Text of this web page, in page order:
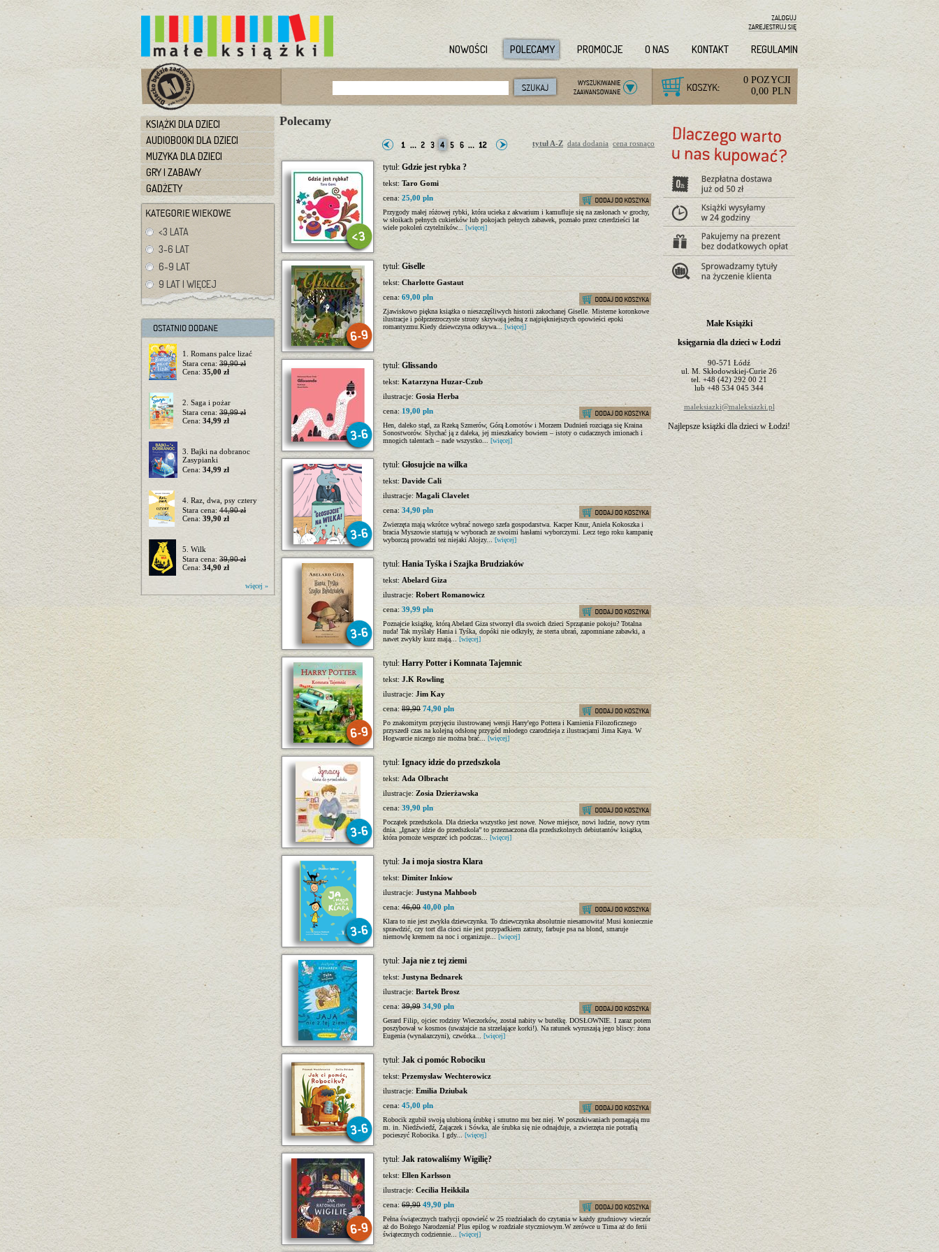
NOWOŚCI POLECAMY PROMOCJE O NAS KONTAKT REGULAMIN
0 POZYCJI
0,00 PLN
KSIĄŻKI DLA DZIECI
AUDIOBOOKI DLA DZIECI
MUZYKA DLA DZIECI
GRY I ZABAWY
GADŻETY
<3 LATA
3-6 LAT
6-9 LAT
9 LAT I WIĘCEJ
1. Romans palce lizać
Stara cena: 39,90 zł
Cena: 35,00 zł
2. Saga i pożar
Stara cena: 39,99 zł
Cena: 34,99 zł
3. Bajki na dobranoc
Zasypianki
Cena: 34,99 zł
4. Raz, dwa, psy cztery
Stara cena: 44,90 zł
Cena: 39,90 zł
5. Wilk
Stara cena: 39,90 zł
Cena: 34,90 zł
więcej »
Polecamy
tytuł A-Z data dodania cena rosnąco
tytuł: Gdzie jest rybka ?
tekst: Taro Gomi
cena: 25,00 pln
Przygody małej różowej rybki, która ucieka z akwarium i kamufluje się na zasłonach w grochy,
w słoikach pełnych cukierków lub pokojach pełnych zabawek, poznało przez czterdzieści lat
wiele pokoleń czytelników... [więcej]
tytuł: Giselle
tekst: Charlotte Gastaut
cena: 69,00 pln
Zjawiskowo piękna książka o nieszczęśliwych historii zakochanej Giselle. Misterne koronkowe
ilustracje i półprzezroczyste strony skrywają jedną z najpiękniejszych opowieści epoki
romantyzmu.Kiedy dziewczyna odkrywa... [więcej]
tytuł: Glissando
tekst: Katarzyna Huzar-Czub
ilustracje: Gosia Herba
cena: 19,00 pln
Hen, daleko stąd, za Rzeką Szmerów, Górą Łomotów i Morzem Dudnień rozciąga się Kraina
Sonostworów. Słychać ją z daleka, jej mieszkańcy bowiem – istoty o cudacznych imionach i
mnogich talentach – nade wszystko... [więcej]
tytuł: Głosujcie na wilka
tekst: Davide Cali
ilustracje: Magali Clavelet
cena: 34,90 pln
Zwierzęta mają wkrótce wybrać nowego szefa gospodarstwa. Kacper Knur, Aniela Kokoszka i
bracia Myszowie startują w wyborach ze swoimi hasłami wyborczymi. Lecz tego roku kampanię
wyborczą prowadzi też niejaki Alojzy...[więcej]
tytuł: Hania Tyśka i Szajka Brudziaków
tekst: Abelard Giza
ilustracje: Robert Romanowicz
cena:39,99 pln
Poznajcie książkę, którą Abelard Giza stworzył dla swoich dzieci Sprzątanie pokoju? Totalna
nuda! Tak myślały Hania i Tyśka, dopóki nie odkryły, że sterta ubrań, zapomniane zabawki, a
nawet zwykły kurz mają... [więcej]
tytuł:Harry Potter i Komnata Tajemnic
tekst: J.K Rowling
ilustracje: Jim Kay
cena: 89,90 74,90 pln
Po znakomitym przyjęciu ilustrowanej wersji Harry'ego Pottera i Kamienia Filozoficznego
przyszedł czas na kolejną odsłonę przygód młodego czarodzieja z ilustracjami Jima Kaya. W
Hogwarcie niczego nie można brać... [więcej]
tytuł: Ignacy idzie do przedszkola
tekst: Ada Olbracht
ilustracje:Zosia Dzierżawska
cena: 39,90 pln
Początek przedszkola. Dla dziecka wszystko jest nowe. Nowe miejsce, nowi ludzie, nowy rytm
dnia. „Ignacy idzie do przedszkola” to przeznaczona dla przedszkolnych debiutantów książka,
która pomoże wesprzeć ich podczas... [więcej]
tytuł: Ja i moja siostra Klara
tekst: Dimiter Inkiow
ilustracje: Justyna Mahboob
cena: 46,00 40,00 pln
Klara to nie jest zwykła dziewczynka. To dziewczynka absolutnie niesamowita! Musi koniecznie
sprawdzić, czy tort dla cioci nie jest przypadkiem zatruty, farbuje psa na blond, smaruje
niemowlę kremem na noc i organizuje... [więcej]
tytuł: Jaja nie z tej ziemi
tekst: Justyna Bednarek
ilustracje: Bartek Brosz
cena: 39,99 34,90 pln
Gerard Filip, ojciec rodziny Wieczorków, został nabity w butelkę. DOSŁOWNIE. I zaraz potem
poszybował w kosmos (uważajcie na strzelające korki!). Na ratunek wyruszają jego bliscy: żona
Eugenia (wynalazczyni), czwórka... [więcej]
tytuł: Jak ci pomóc Robociku
tekst:Przemysław Wechterowicz
ilustracje: Emilia Dziubak
cena: 45,00 pln
Robocik zgubił swoją ulubioną śrubkę i smutno mu bez niej. W poszukiwaniach pomagają mu
m. in. Niedźwiedź, Zajączek i Sówka, ale śrubka się nie odnajduje, a zwierzęta nie potrafią
pocieszyć Robocika. I gdy...[więcej]
tytuł: Jak ratowaliśmy Wigilię?
tekst: Ellen Karlsson
ilustracje: Cecilia Heikkila
cena: 69,90 49,90 pln
Pełna świątecznych tradycji opowieść w 25 rozdziałach do czytania w każdy grudniowy wieczór
aż do Bożego Narodzenia! Plus epilog w rozdziale styczniowym.W zerówce u Tima aż do ferii
świątecznych codziennie... [więcej]
Małe Książki
księgarnia dla dzieci w Łodzi
90-571 Łódź
ul. M. Skłodowskiej-Curie 26
tel.+48 (42) 292 00 21
lub +48 534 045 344
maleksiazki@maleksiazki.pl
Najlepsze książki dla dzieci w Łodzi!